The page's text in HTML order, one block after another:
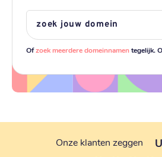
Ofzoek meerdere domeinnamentegelijk.
Onze klanten zeggen